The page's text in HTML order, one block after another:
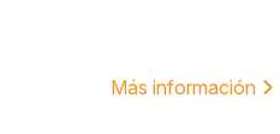
Más información